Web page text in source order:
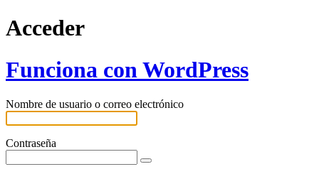
Acceder
Funciona con WordPress
Nombre de usuario o correo electrónico
Contraseña